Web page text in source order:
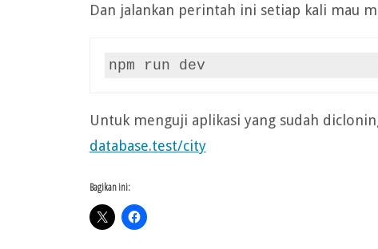
Dan jalankan perintah ini setiap kali mau
npm run dev
Untuk menguji aplikasi yang sudah
database.test/city
Bagikan ini: